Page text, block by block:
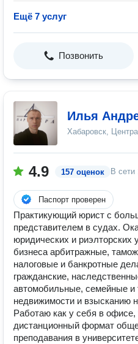
Ещё 7 услуг
Позвонить
Илья
Хабаровск,
4.9 157 оценок В сети
Паспорт проверен
Практикующий юрист с
представителем в судах.
юридических и риэлторских
бизнеса арбитражные,
налоговые и банкротные
гражданские,
автомобильные, семейные
недвижимости и взысканию
Работаю как у себя в
дистанционный формат
преподавания в